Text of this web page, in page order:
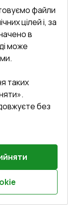
5 камерна
файли
цілей і, за
в
може
таких
без